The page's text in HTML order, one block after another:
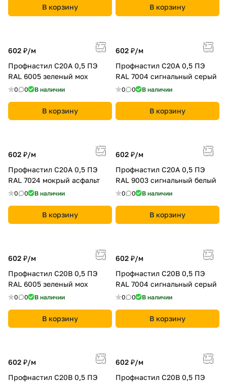
В корзину В корзину
602 ₽/м
Профнастил С20A 0,5 ПЭ
RAL 6005 зеленый мох
0 0 В наличии
В корзину
602 ₽/м
Профнастил С20A 0,5 ПЭ
RAL 7004 сигнальный серый
0 0 В наличии
В корзину
602 ₽/м
Профнастил С20A 0,5 ПЭ
RAL 7024 мокрый асфальт
0 0 В наличии
В корзину
602 ₽/м
Профнастил С20A 0,5 ПЭ
RAL 9003 сигнальный белый
0 0 В наличии
В корзину
602 ₽/м
Профнастил С20B 0,5 ПЭ
RAL 6005 зеленый мох
0 0 В наличии
В корзину
602 ₽/м
Профнастил С20B 0,5 ПЭ
RAL 7004 сигнальный серый
0 0 В наличии
В корзину
602 ₽/м
Профнастил С20B 0,5 ПЭ
602 ₽/м
Профнастил С20B 0,5 ПЭ